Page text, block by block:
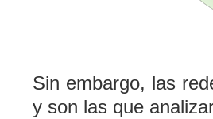
Sin embargo, las
y son las que